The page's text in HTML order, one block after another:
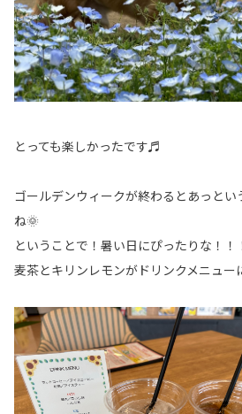
とっても楽しかったです♬
ゴールデンウィークが終わるとあっとい
ね🌞
ということで！暑い日にぴったりな！！
麦茶とキリンレモンがドリンクメニュー